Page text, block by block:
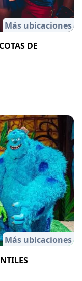
Más ubicaciones
DE
Más ubicaciones